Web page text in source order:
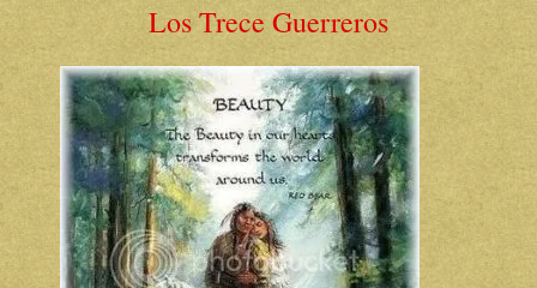
Los Trece Guerreros